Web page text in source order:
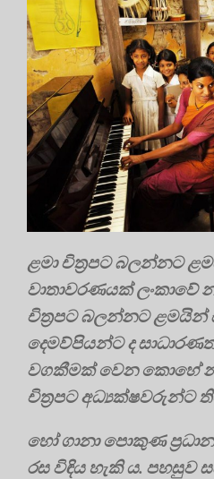
ළමා චිත්‍රපට බලන්නට
වාතාවරණයක් ලංකාවේ
චිත්‍රපට බලන්නට ළමයින්
දෙමව්පියන්ට ද
වගකීමක් වෙන කො‍හේ
චිත්‍රපට අධ්‍යක්ෂවරුන්ට
හෝ ගානා පොකුණ
රස විඳිය හැකි ය. පහසුව